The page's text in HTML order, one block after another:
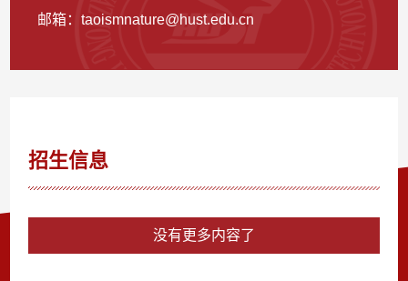
邮箱：taoismnature@hust.edu.cn
招生信息
没有更多内容了